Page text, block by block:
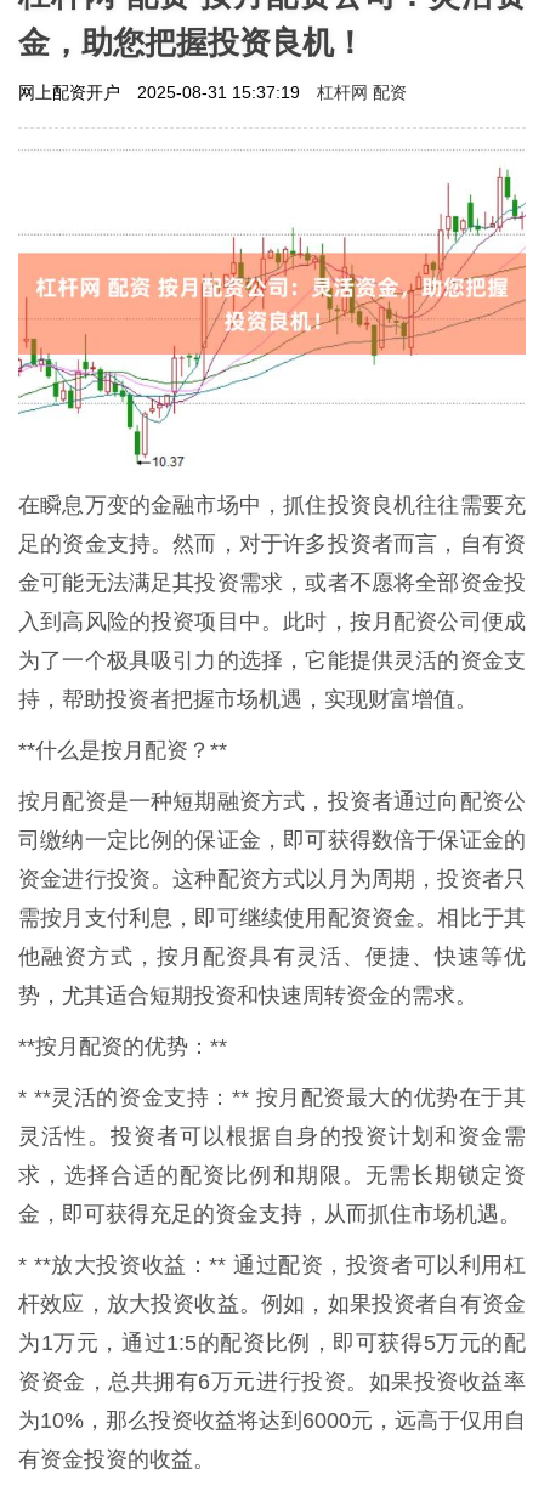
金，助您把握投资良机！
网上配资开户 2025-08-31 15:37:19 杠杆网 配资
在瞬息万变的金融市场中，抓住投资良机往往需要充
足的资金支持。然而，对于许多投资者而言，自有资
金可能无法满足其投资需求，或者不愿将全部资金投
入到高风险的投资项目中。此时，按月配资公司便成
为了一个极具吸引力的选择，它能提供灵活的资金支
持，帮助投资者把握市场机遇，实现财富增值。
**什么是按月配资？**
按月配资是一种短期融资方式，投资者通过向配资公
司缴纳一定比例的保证金，即可获得数倍于保证金的
资金进行投资。这种配资方式以月为周期，投资者只
需按月支付利息，即可继续使用配资资金。相比于其
他融资方式，按月配资具有灵活、便捷、快速等优
势，尤其适合短期投资和快速周转资金的需求。
**按月配资的优势：**
* **灵活的资金支持：** 按月配资最大的优势在于其
灵活性。投资者可以根据自身的投资计划和资金需
求，选择合适的配资比例和期限。无需长期锁定资
金，即可获得充足的资金支持，从而抓住市场机遇。
* **放大投资收益：** 通过配资，投资者可以利用杠
杆效应，放大投资收益。例如，如果投资者自有资金
为1万元，通过1:5的配资比例，即可获得5万元的配
资资金，总共拥有6万元进行投资。如果投资收益率
为10%，那么投资收益将达到6000元，远高于仅用自
有资金投资的收益。